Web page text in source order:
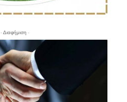
- Διαφήμιση -